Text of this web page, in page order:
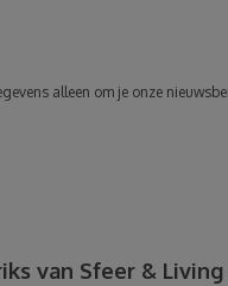
alleen om je onze
van Sfeer & Living